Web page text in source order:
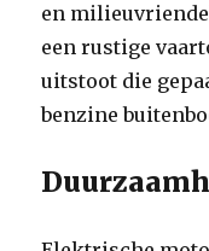
en
een rustige
uitstoot die
benzine